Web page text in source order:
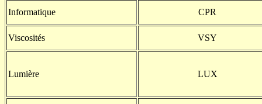
Informatique CPR
Viscosités VSY
Lumière LUX